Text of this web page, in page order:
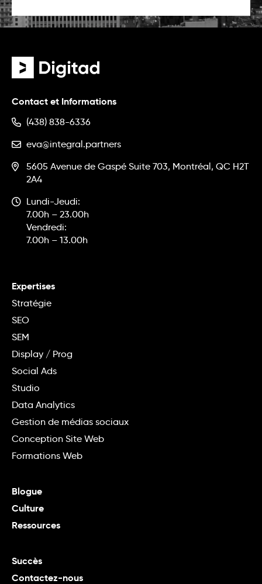
Contact et Informations
(438) 838-6336
eva@integral.partners
5605 Avenue de Gaspé Suite 703, Montréal, QC H2T
2A4
Lundi-Jeudi:
7.00h – 23.00h
Vendredi:
7.00h – 13.00h
Expertises
Stratégie
SEO
SEM
Display / Prog
Social Ads
Studio
Data Analytics
Gestion de médias sociaux
Conception Site Web
Formations Web
Blogue
Culture
Ressources
Succès
Contactez-nous